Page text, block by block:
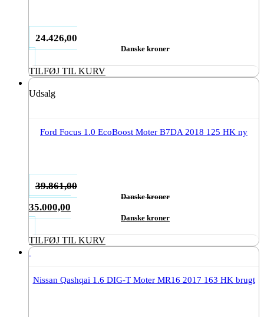
24.426,00
Danske kroner
TILFØJ TIL KURV
Udsalg
Ford Focus 1.0 EcoBoost Moter B7DA 2018 125 HK ny
39.861,00
Danske kroner
Den
oprindelige
var:
39.861,00Danske
35.000,00
Danske kroner
aktuelle
pris
35.000,00Danske
kroner.
TILFØJ TIL KURV
Nissan Qashqai 1.6 DIG-T Moter MR16 2017 163 HK brugt